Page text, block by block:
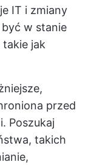
IT i zmiany
w stanie
jak
przed
Poszukaj
takich